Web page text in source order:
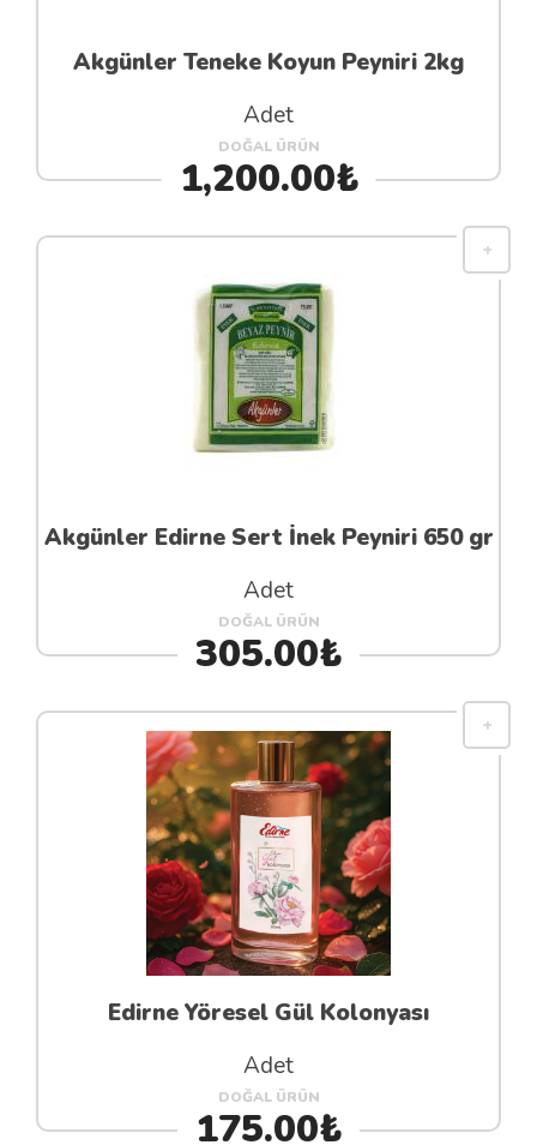
Akgünler Teneke Koyun Peyniri 2kg
Adet
DOĞAL ÜRÜN
1,200.00₺
Akgünler Edirne Sert İnek Peyniri 650 gr
Adet
DOĞAL ÜRÜN
305.00₺
Edirne Yöresel Gül Kolonyası
Adet
DOĞAL ÜRÜN
175.00₺